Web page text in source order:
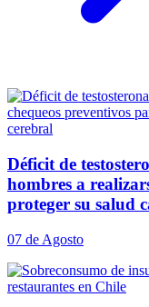
Déficit de
hombres a
proteger su salud
07 de Agosto